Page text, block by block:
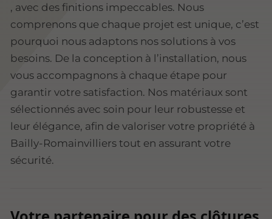
, avec des finitions impeccables. Nous
comprenons que chaque projet est unique, c’est
pourquoi nous adaptons nos solutions à vos
besoins. De la conception à l’installation, nous
vous accompagnons à chaque étape pour
garantir votre satisfaction. Nos matériaux sont
sélectionnés avec soin pour leur robustesse et
leur élégance, afin de valoriser votre propriété à
Bailly-Romainvilliers tout en assurant votre
sécurité.